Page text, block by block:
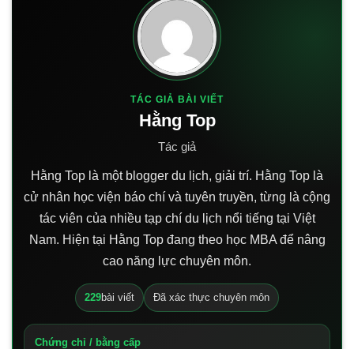
TÁC GIẢ BÀI VIẾT
Hằng Top
Tác giả
Hằng Top là một blogger du lịch, giải trí. Hằng Top là
cử nhân học viện báo chí và tuyên truyền, từng là cộng
tác viên của nhiều tạp chí du lịch nổi tiếng tại Việt
Nam. Hiện tại Hằng Top đang theo học MBA để nâng
cao năng lực chuyên môn.
229bài viết Đã xác thực chuyên môn
Chứng chỉ / bằng cấp